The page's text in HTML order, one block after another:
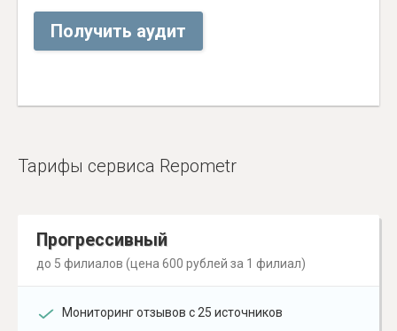
Получить аудит
Тарифы сервиса Repometr
Прогрессивный
до 5 филиалов (цена 600 рублей за 1 филиал)
Мониторинг отзывов с 25 источников